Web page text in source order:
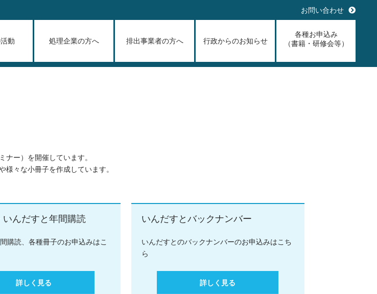
お問い合わせ
動 処理企業の方へ 排出事業者の方へ 行政からのお知らせ
各種お申込み
（書籍・研修会等）
ー）を開催しています。
様々な小冊子を作成しています。
いんだすと年間購読
購読、各種冊子のお申込みはこ
詳しく見る
いんだすとバックナンバー
いんだすとのバックナンバーのお申込みはこち
ら
詳しく見る